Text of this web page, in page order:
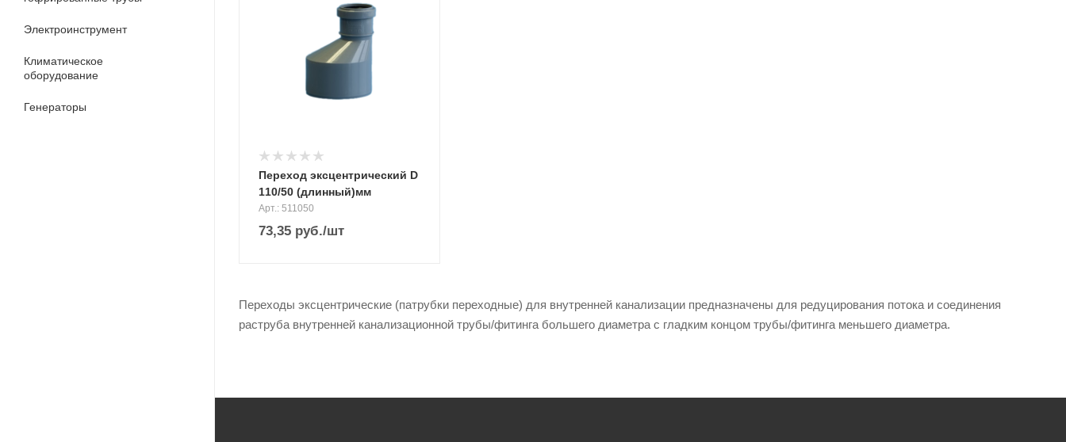
Электроинструмент
Климатическое
оборудование
Генераторы
Переход эксцентрический D
110/50 (длинный)мм
Арт.: 511050
73,35 руб./шт
Переходы эксцентрические (патрубки переходные) для внутренней канализации предназначены для редуцирования потока и соединения
раструба внутренней канализационной трубы/фитинга большего диаметра с гладким концом трубы/фитинга меньшего диаметра.